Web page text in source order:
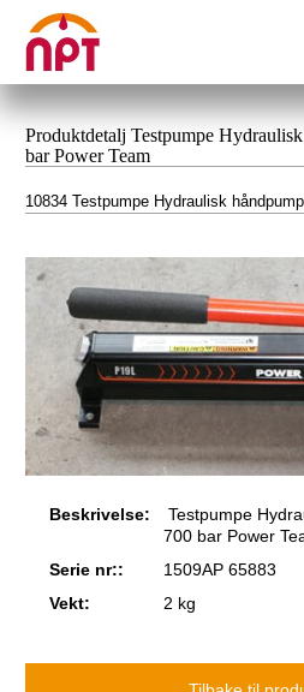
Produktdetalj Testpumpe
bar Power Team
10834 Testpumpe Hydraulisk
Beskrivelse:
Testpumpe
700 bar Power
Serie nr::
1509AP 65883
Vekt:
2 kg